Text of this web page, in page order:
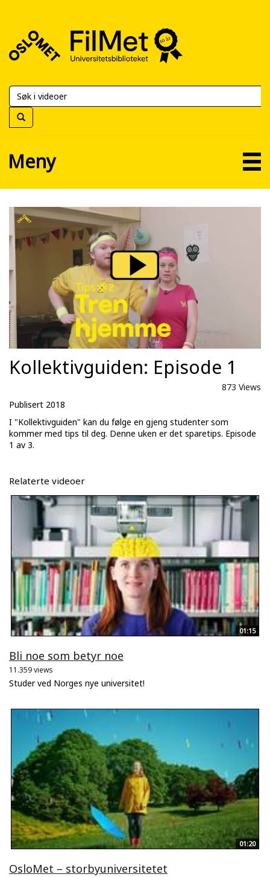
FilMet
Universitetsbiblioteket
Meny
Kollektivguiden: Episode 1
873 Views
Publisert 2018
I "Kollektivguiden" kan du følge en gjeng studenter som
kommer med tips til deg. Denne uken er det sparetips. Episode
1 av 3.
Relaterte videoer
01:15
Bli noe som betyr noe
11.359 views
Studer ved Norges nye universitet!
01:20
OsloMet – storbyuniversitetet